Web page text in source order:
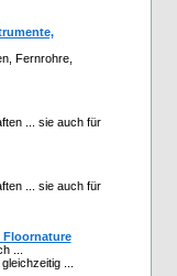
Fernrohre,
... sie auch für
... sie auch für
Floornature
...
...